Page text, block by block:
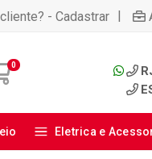
- Cadastrar |
0
Eletrica e